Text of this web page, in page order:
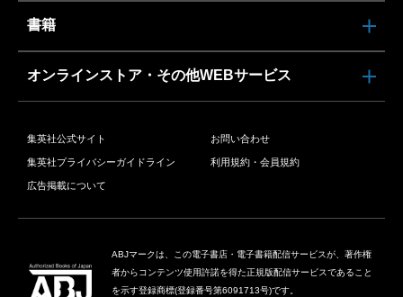
書籍
オンラインストア・その他WEBサービス
集英社公式サイト お問い合わせ
集英社プライバシーガイドライン 利用規約・会員規約
広告掲載について
ABJマークは、この電子書店・電子書籍配信サービスが、著作権
者からコンテンツ使用許諾を得た正規版配信サービスであること
を示す登録商標(登録番号第6091713号)です。